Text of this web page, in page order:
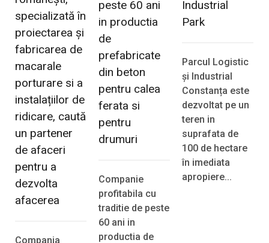
specializată în
proiectarea și
fabricarea de
macarale
porturare si a
instalațiilor de
ridicare, caută
un partener
de afaceri
pentru a
dezvolta
afacerea
Compania
peste 60 ani
in productia
de
prefabricate
din beton
pentru calea
ferata si
pentru
drumuri
Companie
profitabila cu
traditie de peste
60 ani in
productia de
Industrial
Park
Parcul Logistic
și Industrial
Constanța este
dezvoltat pe un
teren in
suprafata de
100 de hectare
în imediata
apropiere...